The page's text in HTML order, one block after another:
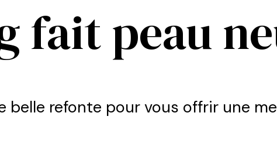
fait peau
belle refonte pour vous offrir une